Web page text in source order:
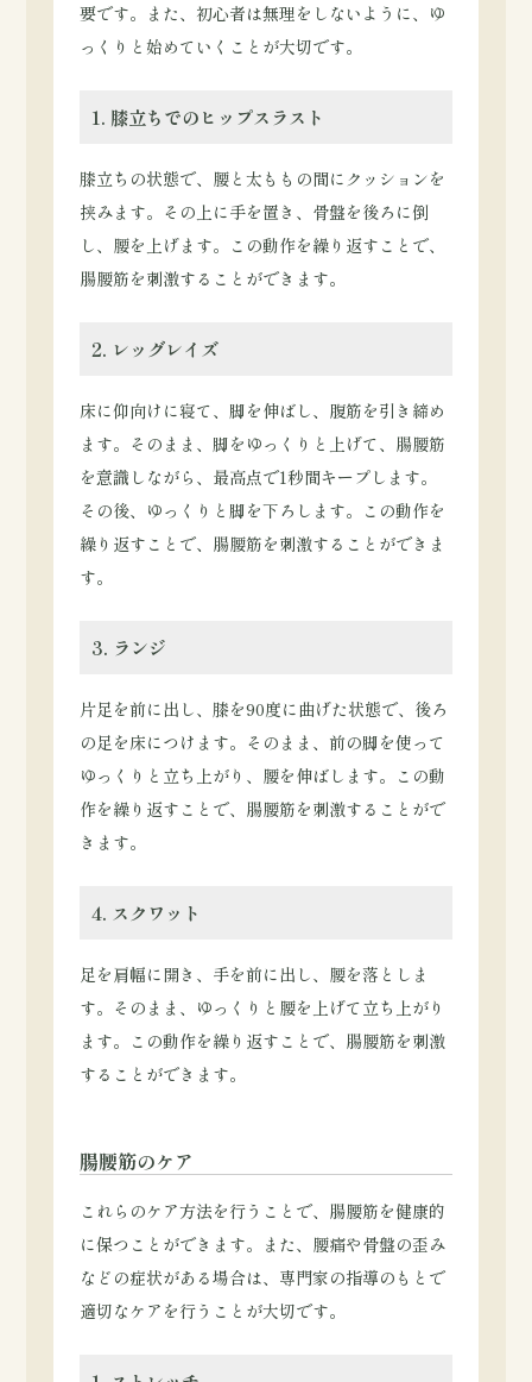
要です。また、初心者は無理をしないように、ゆ
っくりと始めていくことが大切です。
1. 膝立ちでのヒップスラスト
膝立ちの状態で、腰と太ももの間にクッションを
挟みます。その上に手を置き、骨盤を後ろに倒
し、腰を上げます。この動作を繰り返すことで、
腸腰筋を刺激することができます。
2. レッグレイズ
床に仰向けに寝て、脚を伸ばし、腹筋を引き締め
ます。そのまま、脚をゆっくりと上げて、腸腰筋
を意識しながら、最高点で1秒間キープします。
その後、ゆっくりと脚を下ろします。この動作を
繰り返すことで、腸腰筋を刺激することができま
す。
3. ランジ
片足を前に出し、膝を90度に曲げた状態で、後ろ
の足を床につけます。そのまま、前の脚を使って
ゆっくりと立ち上がり、腰を伸ばします。この動
作を繰り返すことで、腸腰筋を刺激することがで
きます。
4. スクワット
足を肩幅に開き、手を前に出し、腰を落としま
す。そのまま、ゆっくりと腰を上げて立ち上がり
ます。この動作を繰り返すことで、腸腰筋を刺激
することができます。
腸腰筋のケア
これらのケア方法を行うことで、腸腰筋を健康的
に保つことができます。また、腰痛や骨盤の歪み
などの症状がある場合は、専門家の指導のもとで
適切なケアを行うことが大切です。